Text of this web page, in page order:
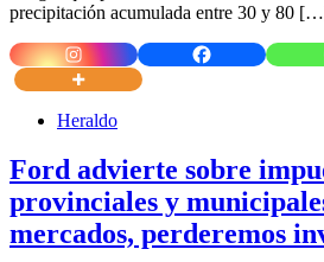
precipitación acumulada entre 30 y 80
Heraldo
Ford advierte sobre
provinciales y
mercados, perderemos